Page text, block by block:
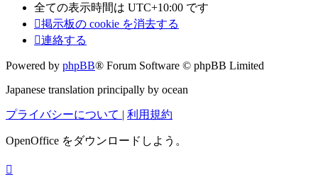
全ての表示時間は UTC+10:00 です
掲示板の cookie を消去する
連絡する
Powered by phpBB® Forum Software © phpBB Limited
Japanese translation principally by ocean
プライバシーについて | 利用規約
OpenOffice をダウンロードしよう。